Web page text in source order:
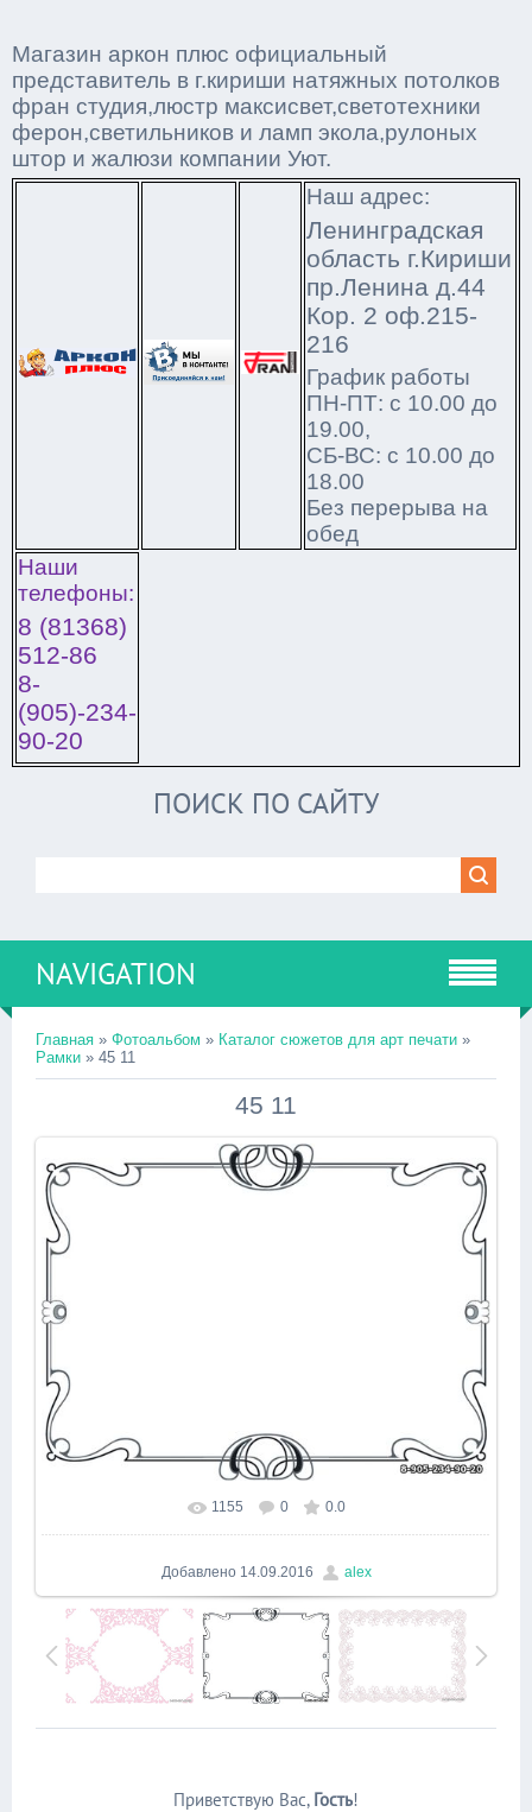
Магазин аркон плюс официальный
представитель в г.кириши натяжных потолков
фран студия,люстр максисвет,светотехники
ферон,светильников и ламп экола,рулоных
штор и жалюзи компании Уют.
Наш адрес:
Ленинградская
область г.Кириши
пр.Ленина д.44
Кор. 2 оф.215-
216
График работы
ПН-ПТ: с 10.00 до
19.00,
СБ-ВС: с 10.00 до
18.00
Без перерыва на
обед
Наши
телефоны:
8 (81368)
512-86
8-
(905)-234-
90-20
ПОИСК ПО САЙТУ
NAVIGATION
Главная » Фотоальбом » Каталог сюжетов для арт печати »
Рамки » 45 11
45 11
В реальном размере 595x446
1155 0 0.0
Добавлено 14.09.2016 alex
Приветствую Вас, Гость!